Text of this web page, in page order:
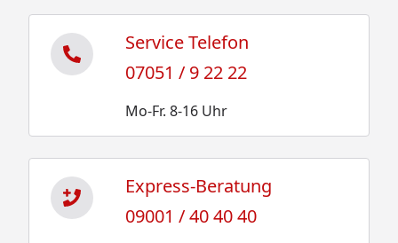
Service Telefon
07051 / 9 22 22
Mo-Fr. 8-16 Uhr
Express-Beratung
09001 / 40 40 40